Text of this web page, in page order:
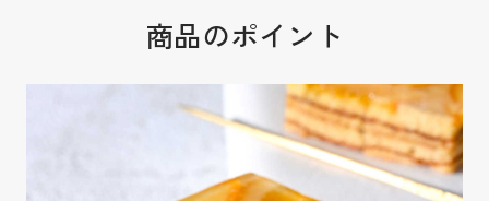
商品のポイント